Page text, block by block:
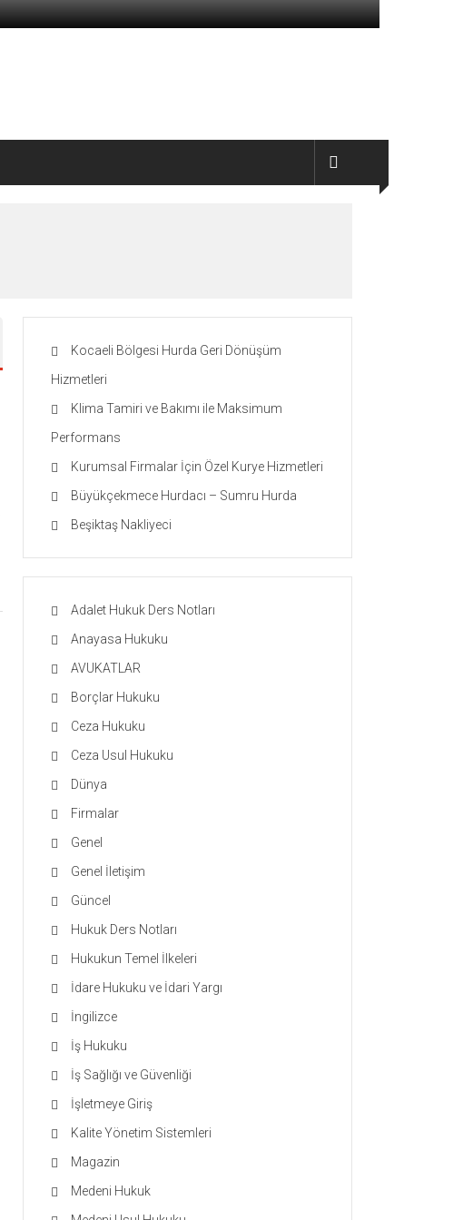
Kocaeli Bölgesi Hurda Geri Dönüşüm
Hizmetleri
Klima Tamiri ve Bakımı ile Maksimum
Performans
Kurumsal Firmalar İçin Özel Kurye Hizmetleri
Büyükçekmece Hurdacı – Sumru Hurda
Beşiktaş Nakliyeci
Adalet Hukuk Ders Notları
Anayasa Hukuku
AVUKATLAR
Borçlar Hukuku
Ceza Hukuku
Ceza Usul Hukuku
Dünya
Firmalar
Genel
Genel İletişim
Güncel
Hukuk Ders Notları
Hukukun Temel İlkeleri
İdare Hukuku ve İdari Yargı
İngilizce
İş Hukuku
İş Sağlığı ve Güvenliği
İşletmeye Giriş
Kalite Yönetim Sistemleri
Magazin
Medeni Hukuk